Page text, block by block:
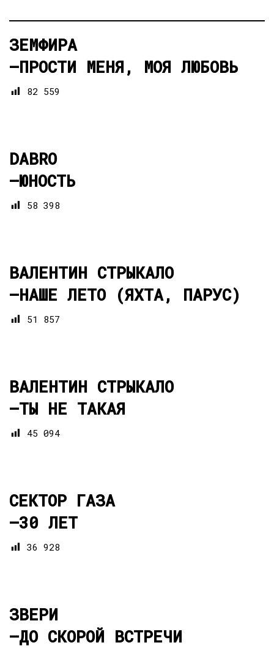
ЗЕМФИРА
—ПРОСТИ МЕНЯ, МОЯ ЛЮБОВЬ
82 559
DABRO
—ЮНОСТЬ
58 398
ВАЛЕНТИН СТРЫКАЛО
—НАШЕ ЛЕТО (ЯХТА, ПАРУС)
51 857
ВАЛЕНТИН СТРЫКАЛО
—ТЫ НЕ ТАКАЯ
45 094
СЕКТОР ГАЗА
—30 ЛЕТ
36 928
ЗВЕРИ
—ДО СКОРОЙ ВСТРЕЧИ